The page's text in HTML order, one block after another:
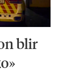
blir